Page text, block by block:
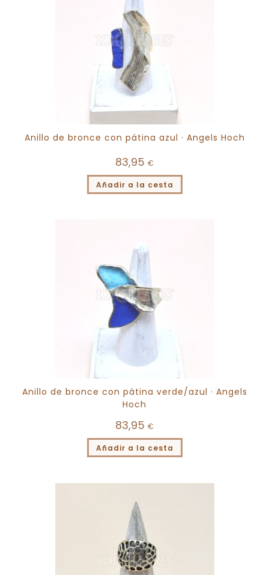
Anillo de bronce con pátina azul · Angels Hoch
83,95 €
Añadir a la cesta
Anillo de bronce con pátina verde/azul · Angels
Hoch
83,95 €
Añadir a la cesta